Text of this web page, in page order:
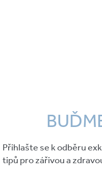
Přihlašte se k odběru
tipů pro zářivou a